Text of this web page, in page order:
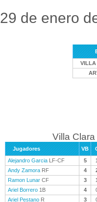
29 de enero
Villa
Jugadores VB
Alejandro Garcia LF-CF 5
Andy Zamora RF 4
Ramon Lunar CF 3
Ariel Borrero 1B 4
Ariel Pestano R 3